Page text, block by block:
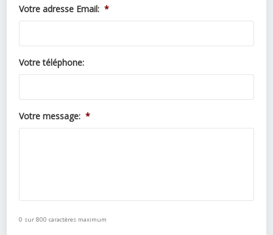
Votre adresse Email: *
Votre téléphone:
Votre message: *
0 sur 800 caractères maximum